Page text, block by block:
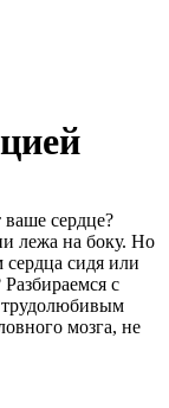
сердце?
лежа на боку. Но
сидя или
с
трудолюбивым
мозга, не